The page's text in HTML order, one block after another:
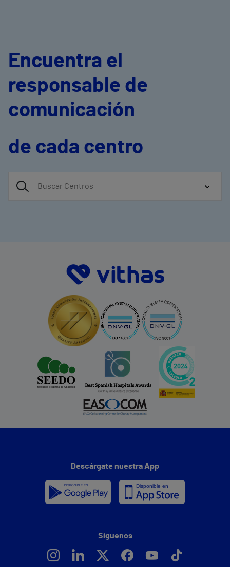
Encuentra el
responsable de
comunicación
de cada centro
Descárgate nuestra App
Síguenos